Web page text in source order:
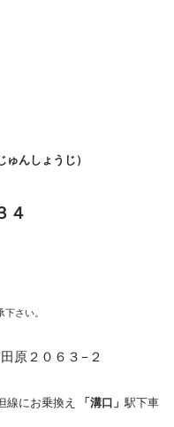
ゅんしょうじ）
４
さい。
原２０６３−２
線にお乗換え 「溝口」駅下車